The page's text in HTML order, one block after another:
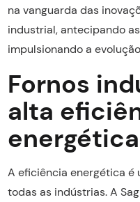
na vanguarda das
industrial, antecipando
impulsionando a
Fornos
alta
energética
A eficiência energética é
todas as indústrias. A